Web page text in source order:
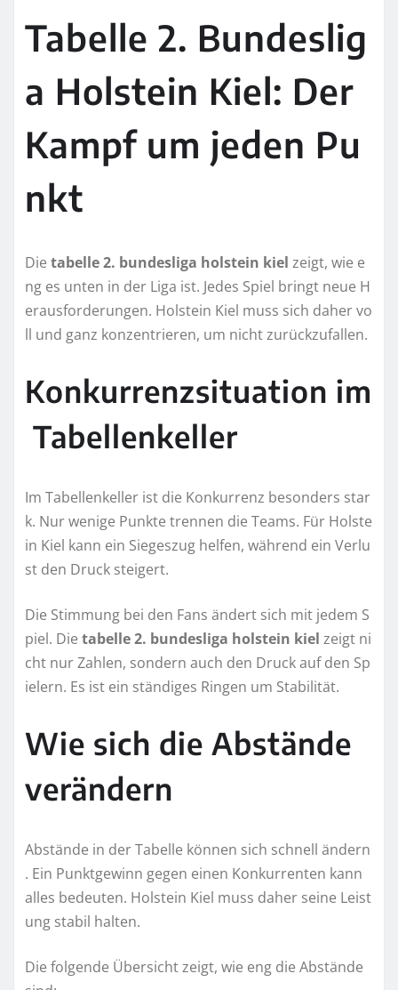
Tabelle 2. Bundeslig
a Holstein Kiel: Der
Kampf um jeden Pu
nkt
Die tabelle 2. bundesliga holstein kiel zeigt, wie e
ng es unten in der Liga ist. Jedes Spiel bringt neue H
erausforderungen. Holstein Kiel muss sich daher vo
ll und ganz konzentrieren, um nicht zurückzufallen.
Konkurrenzsituation im
Tabellenkeller
Im Tabellenkeller ist die Konkurrenz besonders star
k. Nur wenige Punkte trennen die Teams. Für Holste
in Kiel kann ein Siegeszug helfen, während ein Verlu
st den Druck steigert.
Die Stimmung bei den Fans ändert sich mit jedem S
piel. Die tabelle 2. bundesliga holstein kiel zeigt ni
cht nur Zahlen, sondern auch den Druck auf den Sp
ielern. Es ist ein ständiges Ringen um Stabilität.
Wie sich die Abstände
verändern
Abstände in der Tabelle können sich schnell ändern
. Ein Punktgewinn gegen einen Konkurrenten kann
alles bedeuten. Holstein Kiel muss daher seine Leist
ung stabil halten.
Die folgende Übersicht zeigt, wie eng die Abstände